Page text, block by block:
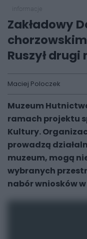
Zakładowy
Ruszył
Maciej Poloczek
Muzeum
ramach projektu
Kultury.
prowadzą
muzeum, mogą
wybranych
nabór wniosków